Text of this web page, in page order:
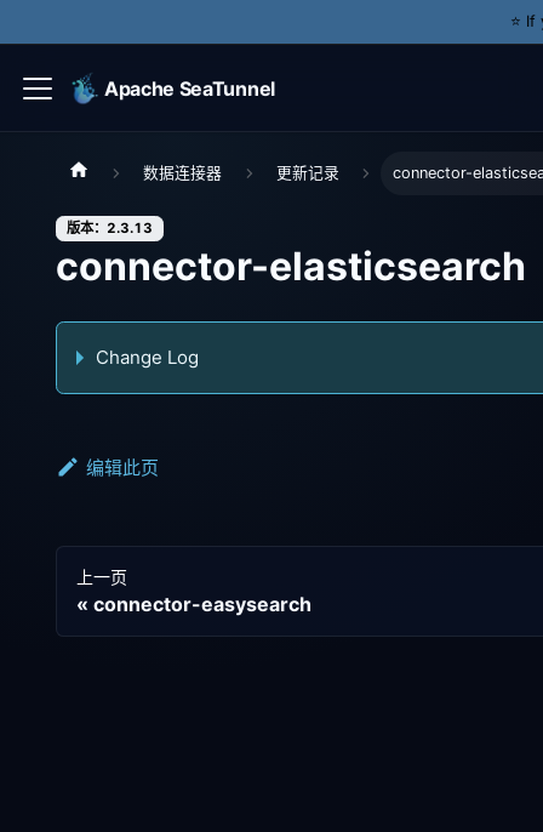
⭐️
Apache SeaTunnel
数据连接器 更新记录 connector-
版本：2.3.13
connector-elasticsearch
Change Log
编辑此页
上一页
connector-easysearch